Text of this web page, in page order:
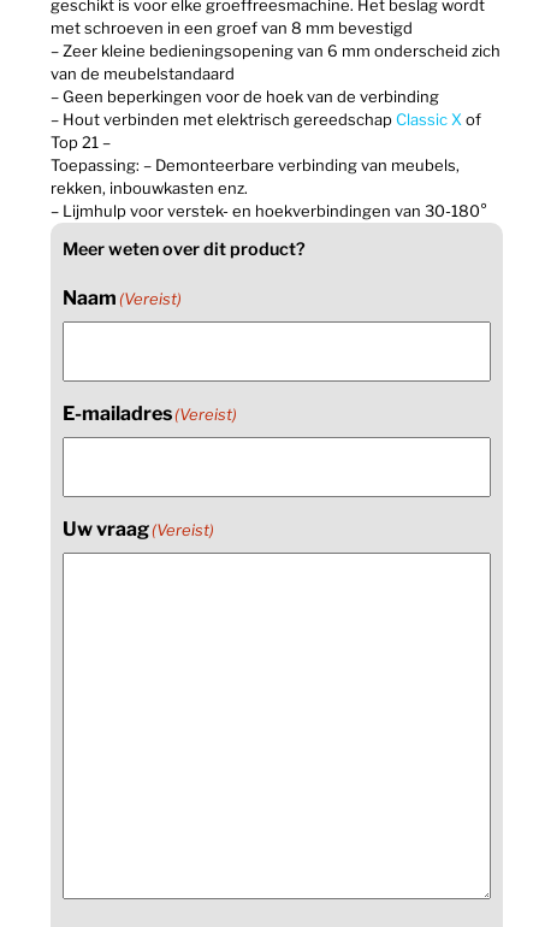
geschikt is voor elke groeffreesmachine. Het beslag wordt
met schroeven in een groef van 8 mm bevestigd
– Zeer kleine bedieningsopening van 6 mm onderscheid zich
van de meubelstandaard
– Geen beperkingen voor de hoek van de verbinding
– Hout verbinden met elektrisch gereedschapClassic X of
Top 21 –
Toepassing: – Demonteerbare verbinding van meubels,
rekken, inbouwkasten enz.
– Lijmhulp voor verstek- en hoekverbindingen van 30-180°
Meer weten over dit product?
Naam (Vereist)
E-mailadres(Vereist)
Uw vraag(Vereist)